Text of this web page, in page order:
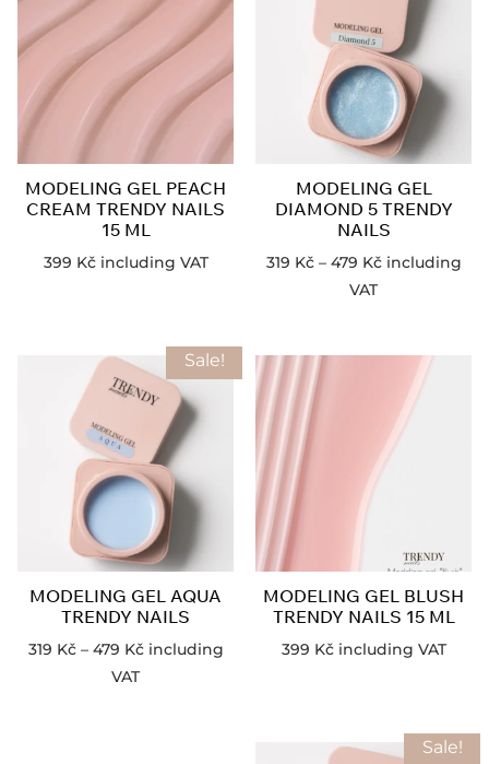
MODELING GEL PEACH
CREAM TRENDY NAILS
15 ML
399 Kč including VAT
MODELING GEL
DIAMOND 5 TRENDY
NAILS
319 Kč – 479 Kč including
VAT
Sale!
MODELING GEL AQUA
TRENDY NAILS
319 Kč – 479 Kč including
VAT
MODELING GEL BLUSH
TRENDY NAILS 15 ML
399 Kč including VAT
Sale!